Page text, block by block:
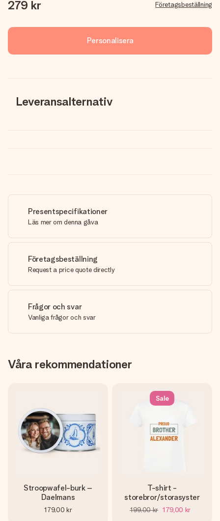
279 kr Företagsbeställning
Personalisera
Leveransalternativ
Presentspecifikationer
Läs mer om denna gåva
Företagsbeställning
Request a price quote directly
Frågor och svar
Vanliga frågor och svar
Våra rekommendationer
Stroopwafel-burk –
Daelmans
179,00 kr
Sale
T-shirt -
storebror/storasyster
199,00 kr 179,00 kr